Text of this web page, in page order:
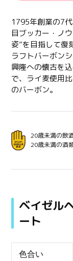
ー
ト
に
商
品
を
追
1795年創業の7
目ブッカー・ノ
姿”を目指して復
ラフトバーボン
興隆への懐古を
で、ライ麦使用
のバーボン。
20歳未満の飲
20歳未満の酒
ベイゼル
ート
色合い